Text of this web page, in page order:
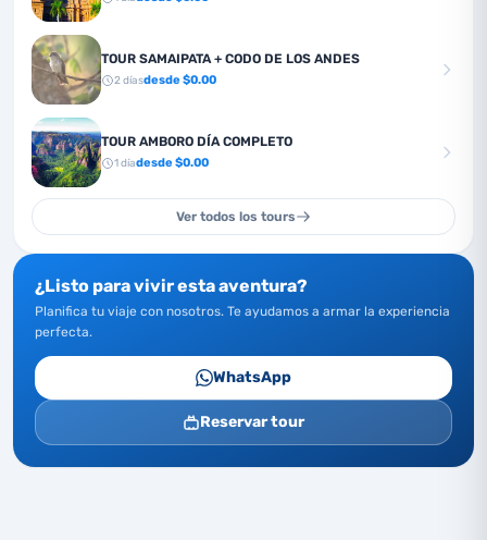
TOUR SAMAIPATA + CODO DE LOS ANDES
2díasdesde $0.00
TOUR AMBORO DÍA COMPLETO
1díadesde $0.00
Ver todos los tours
¿Listo para vivir esta aventura?
Planifica tu viaje con nosotros. Te ayudamos a armar la experiencia
perfecta.
WhatsApp
Reservar tour